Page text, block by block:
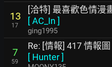
13
17
[洽特] 最喜歡色情漫
[AC_In ]
ging1995
7
59
Re: [情報] 417 情報圖
[ Hunter]